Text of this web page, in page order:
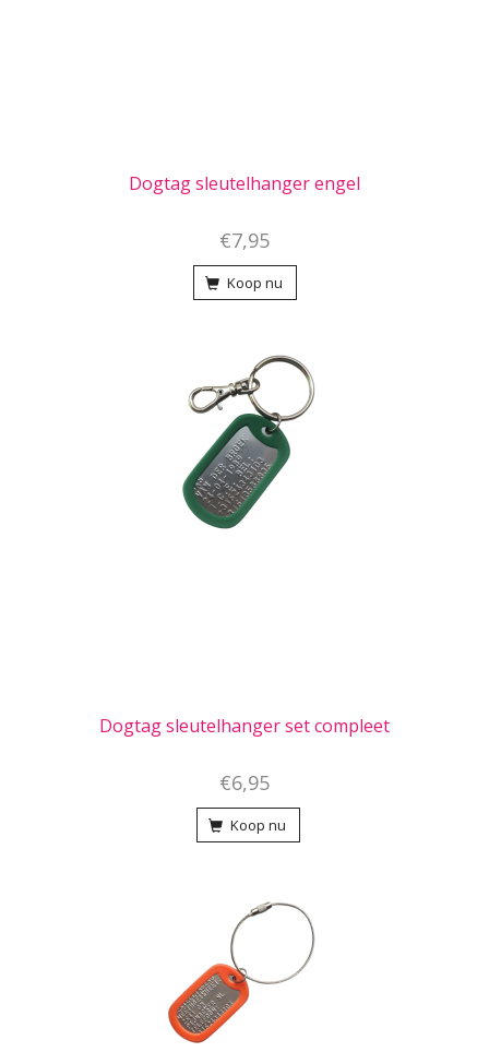
Dogtag sleutelhanger engel
€7,95
Koop nu
Dogtag sleutelhanger set compleet
€6,95
Koop nu